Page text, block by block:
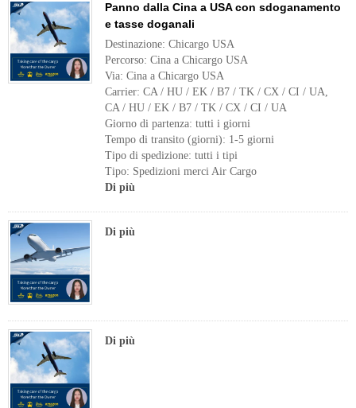
Panno dalla Cina a USA con sdoganamento
e tasse doganali
Destinazione: Chicargo USA
Percorso: Cina a Chicargo USA
Via: Cina a Chicargo USA
Carrier: CA / HU / EK / B7 / TK / CX / CI / UA,
CA / HU / EK / B7 / TK / CX / CI / UA
Giorno di partenza: tutti i giorni
Tempo di transito (giorni): 1-5 giorni
Tipo di spedizione: tutti i tipi
Tipo: Spedizioni merci Air Cargo
Di più
Di più
Di più